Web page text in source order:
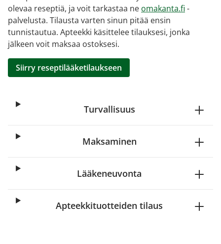
olevaa reseptiä, ja voit tarkastaa ne omakanta.fi -
palvelusta. Tilausta varten sinun pitää ensin
tunnistautua. Apteekki käsittelee tilauksesi, jonka
jälkeen voit maksaa ostoksesi.
Siirry reseptilääketilaukseen
Turvallisuus
Maksaminen
Lääkeneuvonta
Apteekkituotteiden tilaus